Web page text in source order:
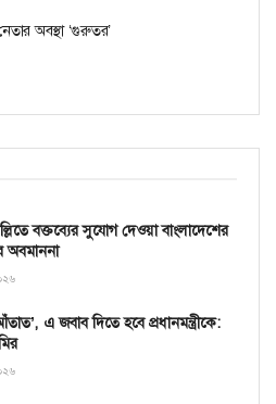
অবস্থা ‘গুরুতর’
বক্তব্যের সুযোগ দেওয়া বাংলাদেশের
অবমাননা
এ জবাব দিতে হবে প্রধানমন্ত্রীকে: